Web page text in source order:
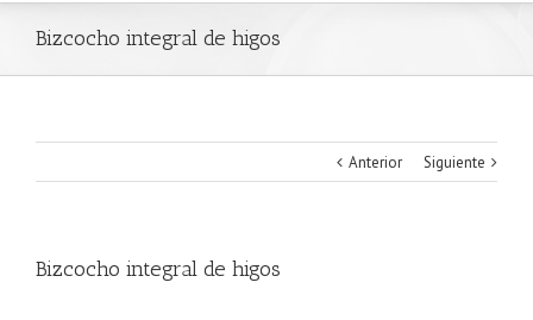
Bizcocho integral de higos
Anterior Siguiente
Bizcocho integral de higos